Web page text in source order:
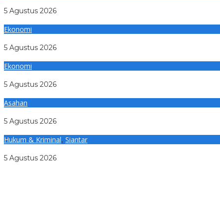
5 Agustus 2026
Ekonomi
5 Agustus 2026
Ekonomi
5 Agustus 2026
Asahan
5 Agustus 2026
Hukum & Kriminal, Siantar
5 Agustus 2026